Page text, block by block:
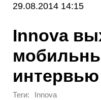
29.08.2014 14:15
Innova
интервью
Теги: Innova